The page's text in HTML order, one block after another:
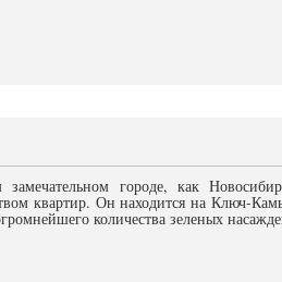
замечательном городе, как
квартир. Он находится на Ключ-
количества зеленых